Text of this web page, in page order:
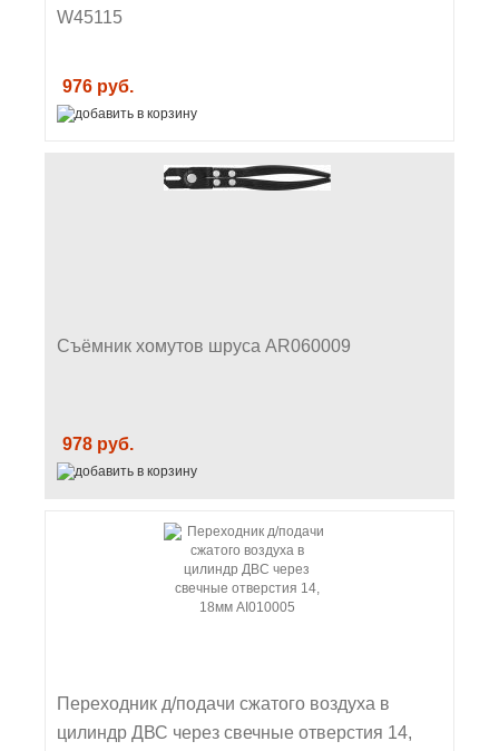
W45115
976 руб.
Съёмник хомутов шруса AR060009
978 руб.
Переходник д/подачи сжатого воздуха в
цилиндр ДВС через свечные отверстия 14,